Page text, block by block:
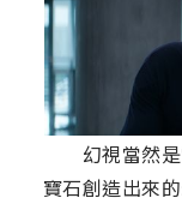
幻視當然是
寶石創造出來